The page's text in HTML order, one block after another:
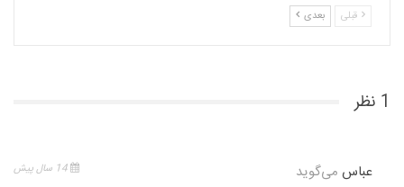
قبلی بعدی
1 نظر
عباس می‌گوید